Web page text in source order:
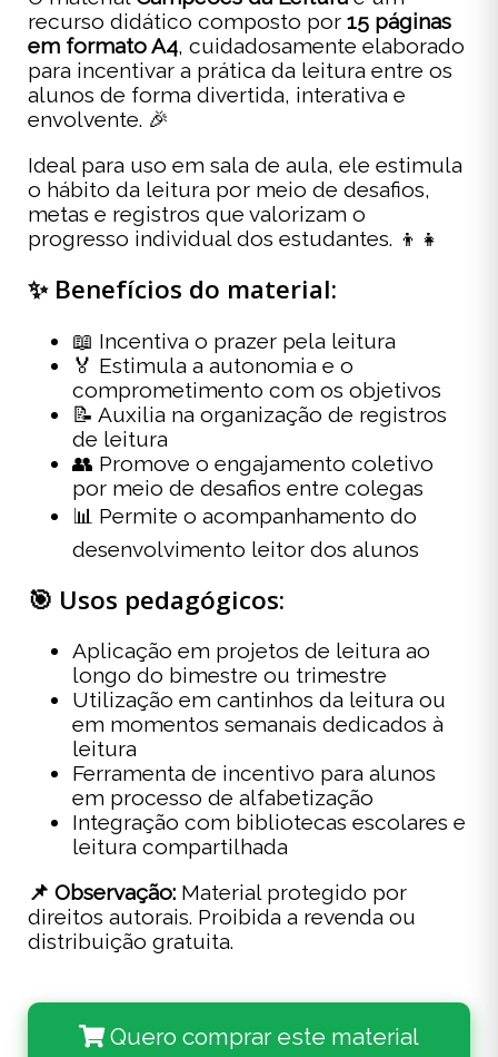
recurso didático composto por 15 páginas
em formato A4, cuidadosamente elaborado
para incentivar a prática da leitura entre os
alunos de forma divertida, interativa e
envolvente. 🎉
Ideal para uso em sala de aula, ele estimula
o hábito da leitura por meio de desafios,
metas e registros que valorizam o
progresso individual dos estudantes. 👦👧
✨ Benefícios do material:
📖 Incentiva o prazer pela leitura
🏅 Estimula a autonomia e o
comprometimento com os objetivos
📝 Auxilia na organização de registros
de leitura
👥 Promove o engajamento coletivo
por meio de desafios entre colegas
📊 Permite o acompanhamento do
desenvolvimento leitor dos alunos
🎯 Usos pedagógicos:
Aplicação em projetos de leitura ao
longo do bimestre ou trimestre
Utilização em cantinhos da leitura ou
em momentos semanais dedicados à
leitura
Ferramenta de incentivo para alunos
em processo de alfabetização
Integração com bibliotecas escolares e
leitura compartilhada
📌 Observação: Material protegido por
direitos autorais. Proibida a revenda ou
distribuição gratuita.
Quero comprar este material